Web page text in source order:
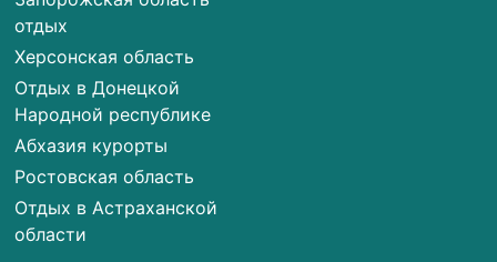
отдых
Херсонская область
Отдых в Донецкой
Народной республике
Абхазия курорты
Ростовская область
Отдых в Астраханской
области